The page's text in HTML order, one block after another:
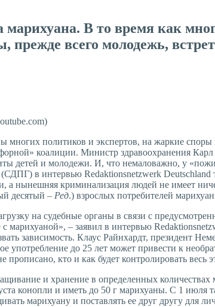
марихуана. В то время как
прежде всего молодежь,
многих политиков и экспертов, на жаркие
коалиции. Министр здравоохранения
детей и молодежи. И, что немаловажно, у
в интервью Redaktionsnetzwerk Deutschland
нынешняя криминализация людей не имеет
десятый – Ред.) взрослых потребителей
на судебные органы в связи с
– заявил в интервью
зависимость. Клаус Райнхардт, президент
употребление до 25 лет может привести к
кто и как будет контролировать весь
и хранение в определенных
конопли и иметь до 50 г марихуаны. С 1 июля
марихуану и поставлять ее друг другу для